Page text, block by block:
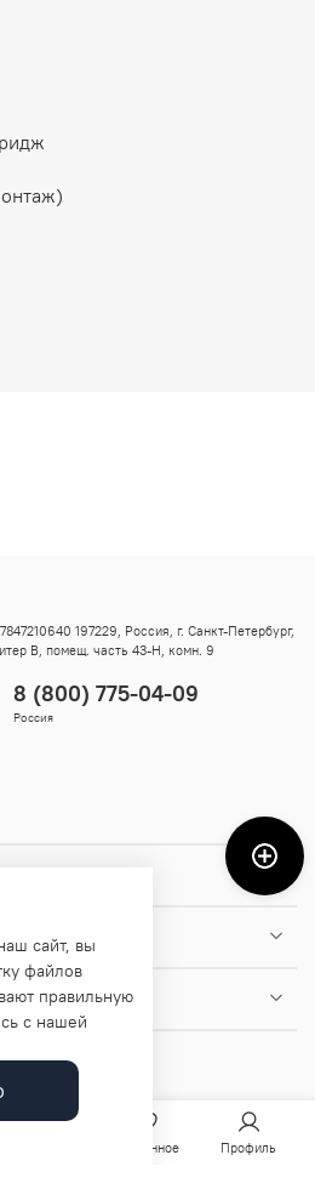
8 (800) 775-04-09
Россия
197229, Россия, г. Санкт-Петербург,
В, помещ. часть 43-Н, комн. 9
Избранное Профиль
сайт, вы
файлов
правильную
с нашей